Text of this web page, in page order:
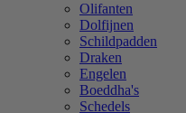
Olifanten
Dolfijnen
Schildpadden
Draken
Engelen
Boeddha's
Schedels